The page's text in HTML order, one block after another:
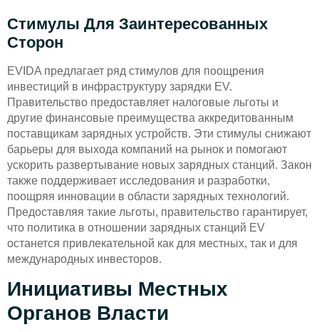
Стимулы Для Заинтересованных
Сторон
EVIDA предлагает ряд стимулов для поощрения
инвестиций в инфраструктуру зарядки EV.
Правительство предоставляет налоговые льготы и
другие финансовые преимущества аккредитованным
поставщикам зарядных устройств. Эти стимулы снижают
барьеры для выхода компаний на рынок и помогают
ускорить развертывание новых зарядных станций. Закон
также поддерживает исследования и разработки,
поощряя инновации в области зарядных технологий.
Предоставляя такие льготы, правительство гарантирует,
что политика в отношении зарядных станций EV
останется привлекательной как для местных, так и для
международных инвесторов.
Инициативы Местных
Органов Власти